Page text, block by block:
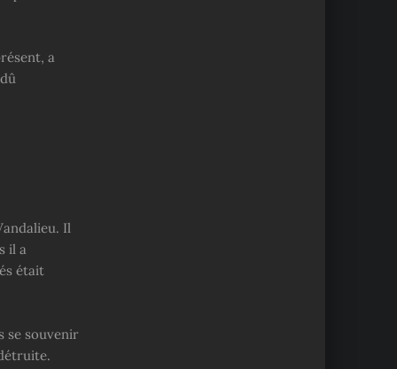
a
Il
il a
était
se souvenir